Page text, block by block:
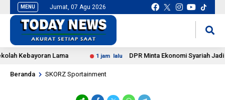
MENU Jumat, 07 Agu 2026
Kebayoran Lama 1 jam lalu DPR Minta Ekonomi Syariah Jadi
Beranda SKORZ Sportainment